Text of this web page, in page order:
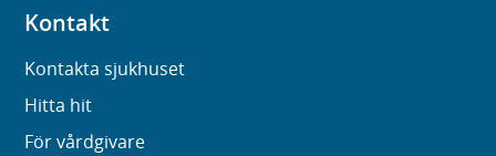
Kontakt
Kontakta sjukhuset
Hitta hit
För vårdgivare